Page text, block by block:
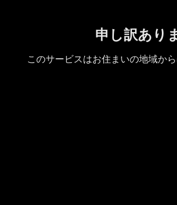
申し訳あり
このサービスはお住まいの地域か